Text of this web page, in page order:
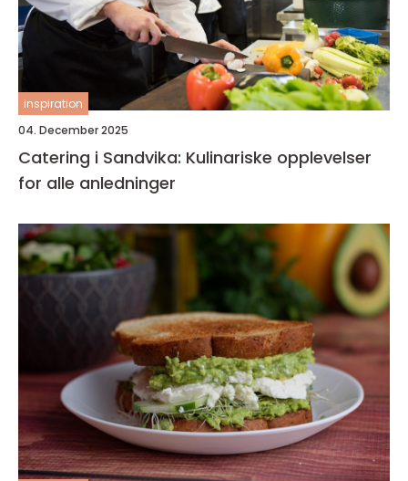
inspiration
04. December 2025
Catering i Sandvika: Kulinariske opplevelser
for alle anledninger